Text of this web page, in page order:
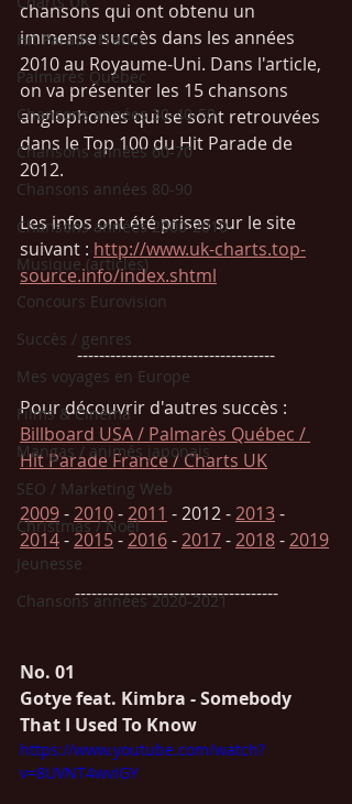
Hit Parade France
Palmarès Québec
Chansons années 30-40-50
Chansons années 60-70
Chansons années 80-90
Chansons années 2000-2010
Musique (articles)
Concours Eurovision
Succès / genres
Mes voyages en Europe
Films & Cinéma
Mangas / animés japonais
SEO / Marketing Web
Christmas / Noël
Jeunesse
Chansons années 2020-2021
chansons qui ont obtenu un
immense succès dans les années
2010 au Royaume-Uni. Dans l'article,
on va présenter les 15 chansons
anglophones qui se sont retrouvées
dans le Top 100 du Hit Parade de
2012.
Les infos ont été prises sur le site
suivant : http://www.uk-charts.top-
source.info/index.shtml
------------------------------------
Pour découvrir d'autres succès :
Billboard USA / Palmarès Québec /
Hit Parade France / Charts UK
2009 - 2010 - 2011 - 2012 - 2013 -
2014 - 2015 - 2016 - 2017 - 2018 - 2019
-------------------------------------
No. 01
Gotye feat. Kimbra - Somebody
That I Used To Know
https://www.youtube.com/watch?
v=8UVNT4wvIGY